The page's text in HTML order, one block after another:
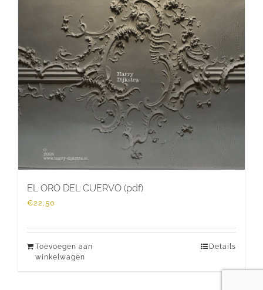
EL ORO DEL CUERVO (pdf)
€22,50
Toevoegen aan
winkelwagen
Details